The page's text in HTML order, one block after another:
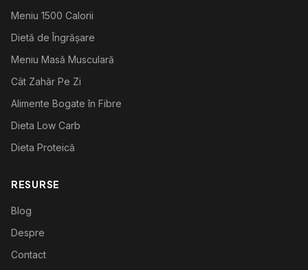
Meniu 1500 Calorii
Dietă de Îngrășare
Meniu Masă Musculară
Cât Zahăr Pe Zi
Alimente Bogate în Fibre
Dieta Low Carb
Dieta Proteică
RESURSE
Blog
Despre
Contact